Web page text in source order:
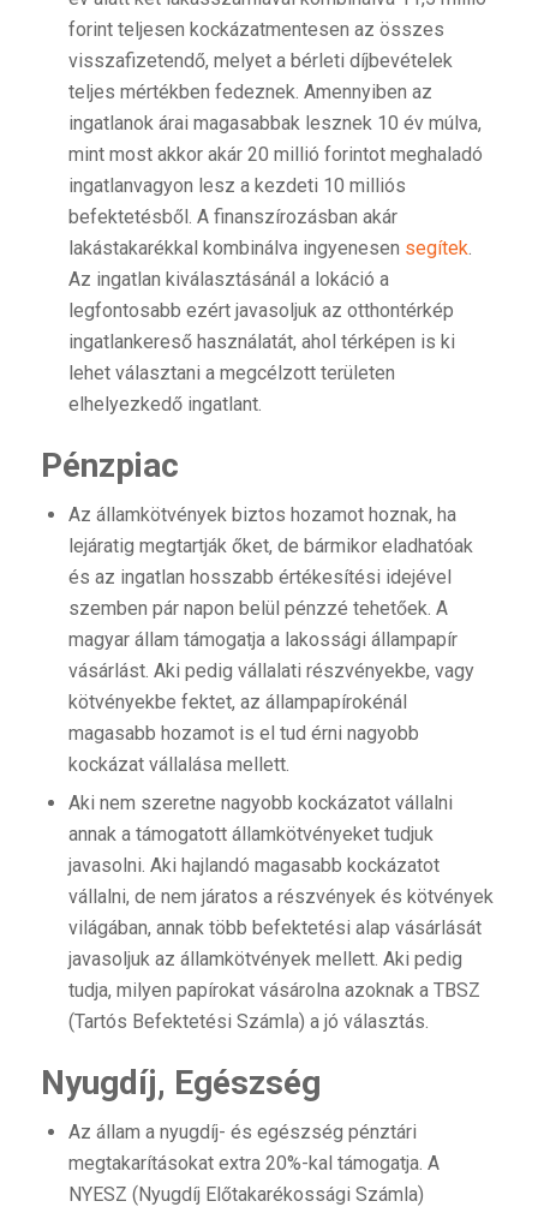
forint teljesen kockázatmentesen az összes
visszafizetendő, melyet a bérleti díjbevételek
teljes mértékben fedeznek. Amennyiben az
ingatlanok árai magasabbak lesznek 10 év múlva,
mint most akkor akár 20 millió forintot meghaladó
ingatlanvagyon lesz a kezdeti 10 milliós
befektetésből. A finanszírozásban akár
lakástakarékkal kombinálva ingyenesen segítek.
Az ingatlan kiválasztásánál a lokáció a
legfontosabb ezért javasoljuk az otthontérkép
ingatlankereső használatát, ahol térképen is ki
lehet választani a megcélzott területen
elhelyezkedő ingatlant.
Pénzpiac
Az államkötvények biztos hozamot hoznak, ha
lejáratig megtartják őket, de bármikor eladhatóak
és az ingatlan hosszabb értékesítési idejével
szemben pár napon belül pénzzé tehetőek. A
magyar állam támogatja a lakossági állampapír
vásárlást. Aki pedig vállalati részvényekbe, vagy
kötvényekbe fektet, az állampapírokénál
magasabb hozamot is el tud érni nagyobb
kockázat vállalása mellett.
Aki nem szeretne nagyobb kockázatot vállalni
annak a támogatott államkötvényeket tudjuk
javasolni. Aki hajlandó magasabb kockázatot
vállalni, de nem járatos a részvények és kötvények
világában, annak több befektetési alap vásárlását
javasoljuk az államkötvények mellett. Aki pedig
tudja, milyen papírokat vásárolna azoknak a TBSZ
(Tartós Befektetési Számla) a jó választás.
Nyugdíj, Egészség
Az állam a nyugdíj- és egészség pénztári
megtakarításokat extra 20%-kal támogatja. A
NYESZ (Nyugdíj Előtakarékossági Számla)